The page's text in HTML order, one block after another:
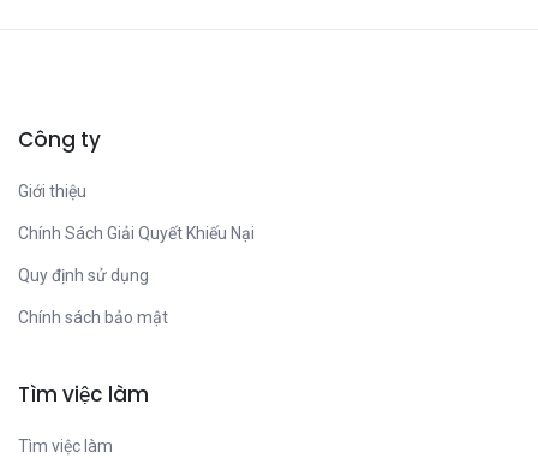
Công ty
Giới thiệu
Chính Sách Giải Quyết Khiếu Nại
Quy định sử dụng
Chính sách bảo mật
Tìm việc làm
Tìm việc làm